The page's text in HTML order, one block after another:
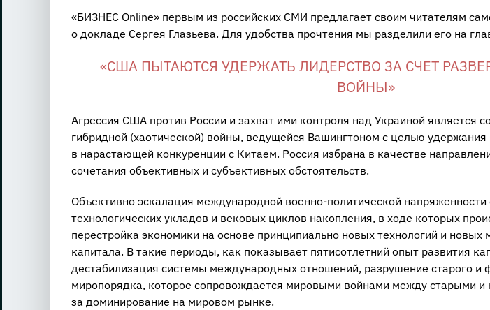
«БИЗНЕС Online» первым из российских СМИ предлагает своим читателям
о докладе Сергея Глазьева. Для удобства прочтения мы разделили его на
«США ПЫТАЮТСЯ УДЕРЖАТЬ ЛИДЕРСТВО ЗА СЧЕТ
ВОЙНЫ»
Агрессия США против России и захват ими контроля над Украиной является
гибридной (хаотической) войны, ведущейся Вашингтоном с целью удержания
в нарастающей конкуренции с Китаем. Россия избрана в качестве
сочетания объективных и субъективных обстоятельств.
Объективно эскалация международной военно-политической напряженности
технологических укладов и вековых циклов накопления, в ходе которых
перестройка экономики на основе принципиально новых технологий и новых
капитала. В такие периоды, как показывает пятисотлетний опыт развития
дестабилизация системы международных отношений, разрушение старого и
миропорядка, которое сопровождается мировыми войнами между старыми
за доминирование на мировом рынке.